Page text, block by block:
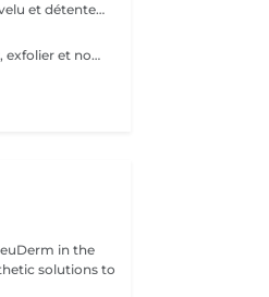
Découvrez l'équilibre parfait entre soin du cuir chevelu et détente du haut du corps. Ce rituel bien-être associe un Head Spa de 60 minutes à un Massage Dos & Épaules Office Syndrome de 30 minutes pour relâcher les tensions, apaiser l'esprit et procurer une profonde sensation de bien-être. Comprend : Head Spa 60 min Massage Dos & Épaules Office Syndrome 30 min
Un soin du visage revitalisant conçu pour nettoyer, exfolier et nourrir la peau tout en favorisant un teint frais et éclatant. Associant des produits de soin soigneusement sélectionnés à des techniques de massage relaxantes du visage, ce traitement laisse la peau douce, rafraîchie et parfaitement soignée.
in the
solutions to